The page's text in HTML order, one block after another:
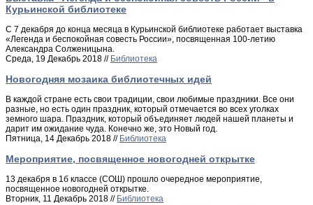
Курьинской библиотеке
С 7 декабря до конца месяца в Курьинской библиотеке работает выставка
«Легенда и беспокойная совесть России», посвященная 100-летию
Александра Солженицына.
Среда, 19 Декабрь 2018 // Библиотека
Новогодняя мозаика библиотечных идей
В каждой стране есть свои традиции, свои любимые праздники. Все они
разные, но есть один праздник, который отмечается во всех уголках
земного шара. Праздник, который объединяет людей нашей планеты и
дарит им ожидание чуда. Конечно же, это Новый год.
Пятница, 14 Декабрь 2018 // Библиотека
Мероприятие, посвященное новогодней открытке
13 декабря в 1б классе (СОШ) прошло очередное мероприятие,
посвященное новогодней открытке.
Вторник, 11 Декабрь 2018 // Библиотека